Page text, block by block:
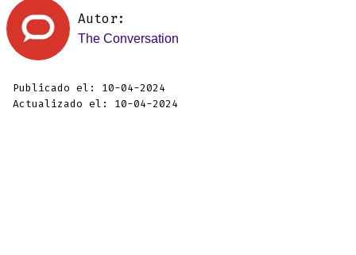
Autor:
The Conversation
Publicado el: 10-04-2024
Actualizado el: 10-04-2024